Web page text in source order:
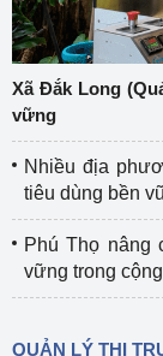
Xã Đắk Long
vững
Nhiều địa
tiêu dùng bền
Phú Thọ nâng
vững trong
QUẢN LÝ THỊ